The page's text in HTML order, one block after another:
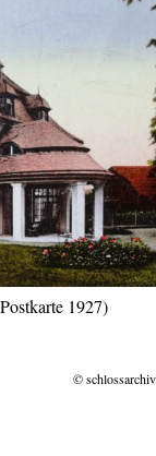
1927)
©